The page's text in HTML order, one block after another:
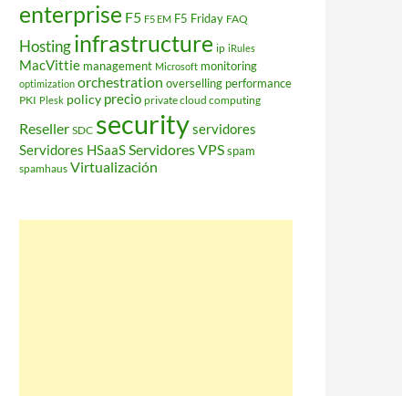
enterprise F5 F5 EM F5 Friday FAQ
Hostinginfrastructure ip iRules
MacVittie management Microsoft monitoring
optimization orchestration overselling performance
PKI Plesk policy precio private cloud computing
Reseller SDC securityservidores
Servidores HSaaSServidores VPSspam
spamhaus Virtualización